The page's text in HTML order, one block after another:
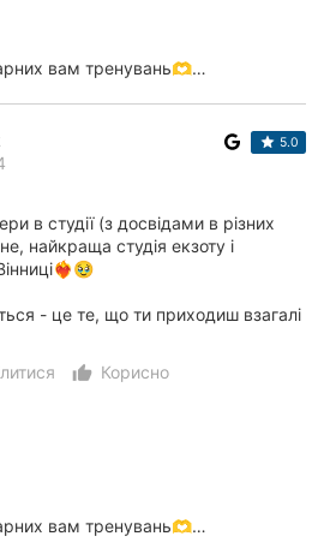
вам тренувань🫶…
5.0
в студії (з досвідами в різних
найкраща студія екзоту і
- це те, що ти приходиш взагалі
вже бачиш перші...
thumb_up_alt
Корисно
вам тренувань🫶…